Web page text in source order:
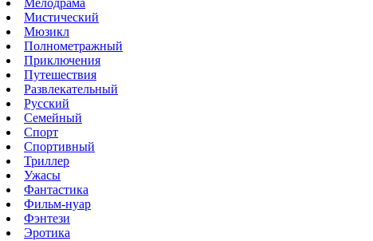
Мелодрама
Мистический
Мюзикл
Полнометражный
Приключения
Путешествия
Развлекательный
Русский
Семейный
Спорт
Спортивный
Триллер
Ужасы
Фантастика
Фильм-нуар
Фэнтези
Эротика